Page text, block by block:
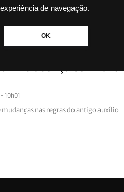
experiência de navegação.
OK
doença sem fazer
10h01
nas regras do antigo auxílio